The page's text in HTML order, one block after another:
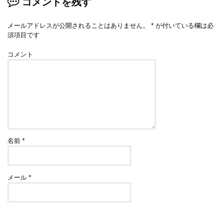
メールアドレスが公開されることはありません。 * が付いている欄は必
須項目です
コメント
名前*
メール*